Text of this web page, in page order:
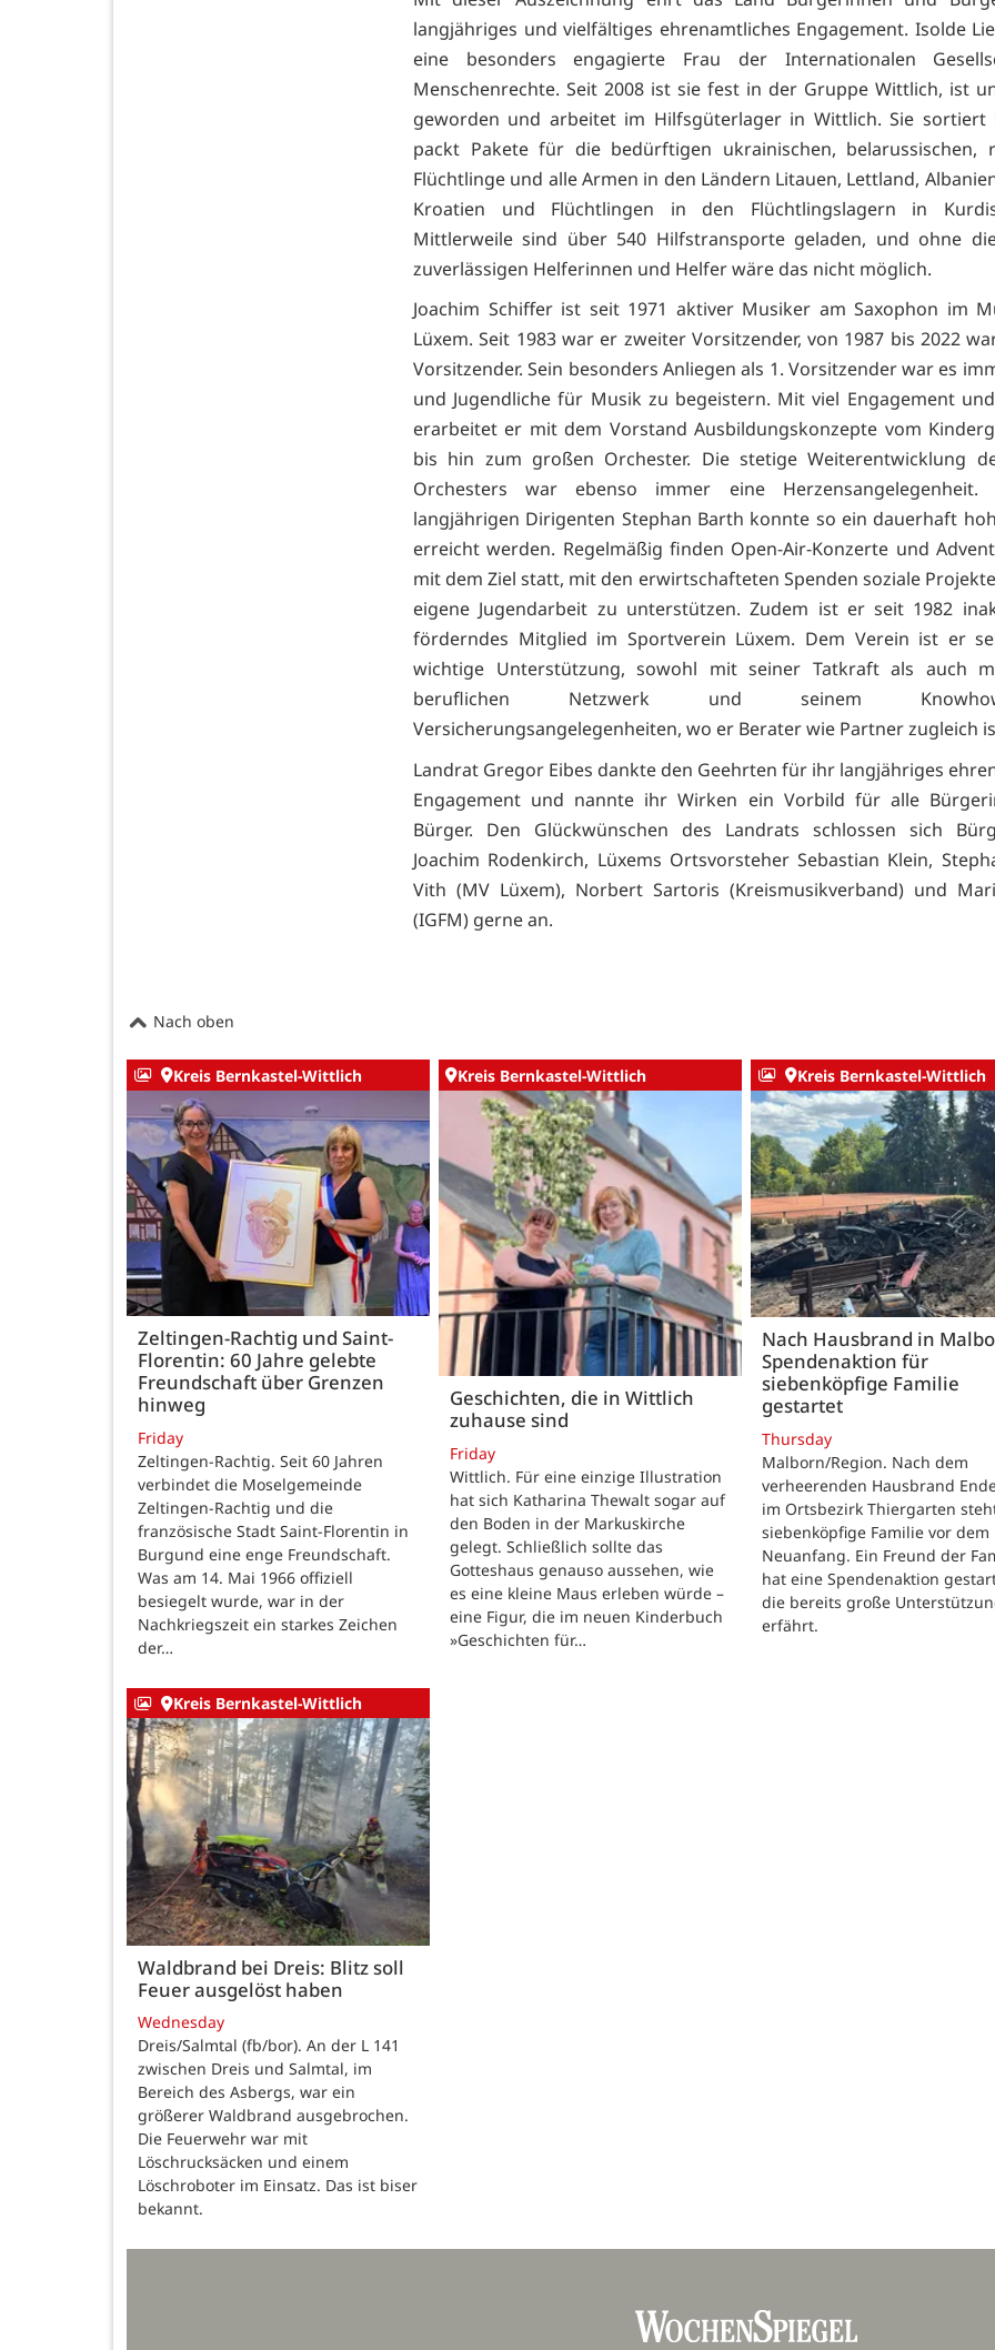
langjähriges und vielfältiges ehrenamtliches Engagement. Isolde
eine besonders engagierte Frau der Internationalen
Menschenrechte. Seit 2008 ist sie fest in der Gruppe Wittlich, ist
geworden und arbeitet im Hilfsgüterlager in Wittlich. Sie sortiert
packt Pakete für die bedürftigen ukrainischen, belarussischen,
Flüchtlinge und alle Armen in den Ländern Litauen, Lettland,
Kroatien und Flüchtlingen in den Flüchtlingslagern in
Mittlerweile sind über 540 Hilfstransporte geladen, und ohne
zuverlässigen Helferinnen und Helfer wäre das nicht möglich.
Joachim Schiffer ist seit 1971 aktiver Musiker am Saxophon im
Lüxem. Seit 1983 war er zweiter Vorsitzender, von 1987 bis 2022
Vorsitzender. Sein besonders Anliegen als 1. Vorsitzender war es
und Jugendliche für Musik zu begeistern. Mit viel Engagement
erarbeitet er mit dem Vorstand Ausbildungskonzepte vom
bis hin zum großen Orchester. Die stetige Weiterentwicklung
Orchesters war ebenso immer eine
langjährigen Dirigenten Stephan Barth konnte so ein dauerhaft
erreicht werden. Regelmäßig finden Open-Air-Konzerte und
mit dem Ziel statt, mit den erwirtschafteten Spenden soziale
eigene Jugendarbeit zu unterstützen. Zudem ist er seit 1982
förderndes Mitglied im Sportverein Lüxem. Dem Verein ist er
wichtige Unterstützung, sowohl mit seiner Tatkraft als auch
beruflichen Netzwerk und seinem
Versicherungsangelegenheiten, wo er Berater wie Partner zugleich
Landrat Gregor Eibes dankte den Geehrten für ihr langjähriges
Engagement und nannte ihr Wirken ein Vorbild für alle
Bürger. Den Glückwünschen des Landrats schlossen sich
Joachim Rodenkirch, Lüxems Ortsvorsteher Sebastian Klein,
Vith (MV Lüxem), Norbert Sartoris (Kreismusikverband) und
(IGFM) gerne an.
Nach oben
Kreis Bernkastel-Wittlich
Zeltingen-Rachtig und Saint-
Florentin: 60 Jahre gelebte
Freundschaft über Grenzen
hinweg
Friday
Zeltingen-Rachtig. Seit 60 Jahren
verbindet die Moselgemeinde
Zeltingen-Rachtig und die
französische Stadt Saint-Florentin in
Burgund eine enge Freundschaft.
Was am 14. Mai 1966 offiziell
besiegelt wurde, war in der
Nachkriegszeit ein starkes Zeichen
der…
Kreis Bernkastel-Wittlich
Geschichten, die in Wittlich
zuhause sind
Friday
Wittlich. Für eine einzige Illustration
hat sich Katharina Thewalt sogar auf
den Boden in der Markuskirche
gelegt. Schließlich sollte das
Gotteshaus genauso aussehen, wie
es eine kleine Maus erleben würde –
eine Figur, die im neuen Kinderbuch
»Geschichten für…
Kreis Bernkastel-Wittlich
Nach Hausbrand in
Spendenaktion für
siebenköpfige Familie
gestartet
Thursday
Malborn/Region. Nach dem
verheerenden Hausbrand
im Ortsbezirk Thiergarten
siebenköpfige Familie vor dem
Neuanfang. Ein Freund der
hat eine Spendenaktion
die bereits große
erfährt.
Kreis Bernkastel-Wittlich
Waldbrand bei Dreis: Blitz soll
Feuer ausgelöst haben
Wednesday
Dreis/Salmtal (fb/bor). An der L 141
zwischen Dreis und Salmtal, im
Bereich des Asbergs, war ein
größerer Waldbrand ausgebrochen.
Die Feuerwehr war mit
Löschrucksäcken und einem
Löschroboter im Einsatz. Das ist biser
bekannt.